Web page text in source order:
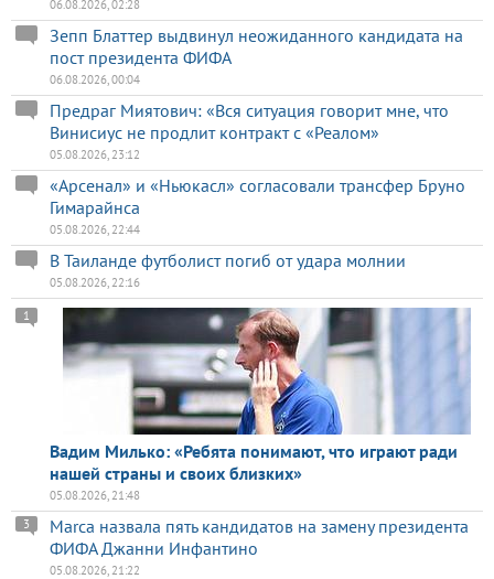
06.08.2026, 02:28
Зепп Блаттер выдвинул неожиданного кандидата на
пост президента ФИФА
06.08.2026, 00:04
Предраг Миятович: «Вся ситуация говорит мне, что
Винисиус не продлит контракт с «Реалом»
05.08.2026, 23:12
«Арсенал» и «Ньюкасл» согласовали трансфер Бруно
Гимарайнса
05.08.2026, 22:44
В Таиланде футболист погиб от удара молнии
05.08.2026, 22:16
Вадим Милько: «Ребята понимают, что играют ради
нашей страны и своих близких»
1
05.08.2026, 21:48
Marca назвала пять кандидатов на замену президента
ФИФА Джанни Инфантино
3
05.08.2026, 21:22